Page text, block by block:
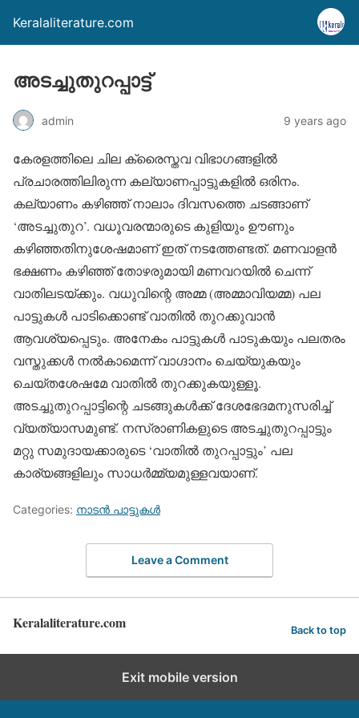
Keralaliterature.com
അടച്ചുതുറപ്പാട്ട്
admin 9 years ago
കേരളത്തിലെ ചില ക്രൈസ്തവ വിഭാഗങ്ങളില്‍
പ്രചാരത്തിലിരുന്ന കല്യാണപ്പാട്ടുകളില്‍ ഒരിനം.
കല്യാണം കഴിഞ്ഞ് നാലാം ദിവസത്തെ ചടങ്ങാണ്
‘അടച്ചുതുറ’. വധൂവരന്മാരുടെ കുളിയും ഊണും
കഴിഞ്ഞതിനുശേഷമാണ് ഇത് നടത്തേണ്ടത്. മണവാളന്‍
ഭക്ഷണം കഴിഞ്ഞ് തോഴരുമായി മണവറയില്‍ ചെന്ന്
വാതിലടയ്ക്കും. വധുവിന്റെ അമ്മ (അമ്മാവിയമ്മ) പല
പാട്ടുകള്‍ പാടിക്കൊണ്ട് വാതില്‍ തുറക്കുവാന്‍
ആവശ്യപ്പെടും. അനേകം പാട്ടുകള്‍ പാടുകയും പലതരം
വസ്തുക്കള്‍ നല്‍കാമെന്ന് വാഗ്ദാനം ചെയ്യുകയും
ചെയ്തശേഷമേ വാതില്‍ തുറക്കുകയുള്ളൂ.
അടച്ചുതുറപ്പാട്ടിന്റെ ചടങ്ങുകള്‍ക്ക് ദേശഭേദമനുസരിച്ച്
വ്യത്യാസമുണ്ട്. നസ്രാണികളുടെ അടച്ചുതുറപ്പാട്ടും
മറ്റു സമുദായക്കാരുടെ ‘വാതില്‍ തുറപ്പാട്ടും’ പല
കാര്യങ്ങളിലും സാധര്‍മ്മ്യമുള്ളവയാണ്.
Categories: നാടന്‍ പാട്ടുകള്‍
Leave a Comment
Keralaliterature.com Back to top
Exit mobile version